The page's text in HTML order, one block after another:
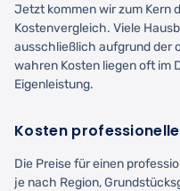
Jetzt kommen wir zum Kern
Kostenvergleich. Viele
ausschließlich aufgrund der
wahren Kosten liegen oft im
Eigenleistung.
Kosten
Die Preise für einen
je nach Region,